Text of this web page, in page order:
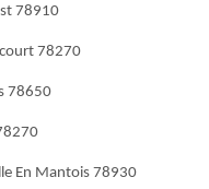
78910
78270
78650
En Mantois 78930